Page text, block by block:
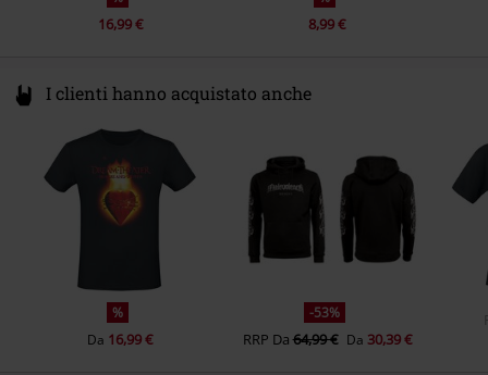
16,99 € 8,99 €
I clienti hanno acquistato anche
%
Da 16,99 €
-53%
RRP Da64,99 € Da 30,39 €